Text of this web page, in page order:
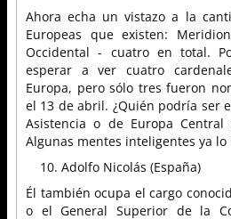
Ahora echa un vistazo a la
Europeas que existen:
Occidental - cuatro en total.
esperar a ver cuatro
Europa, pero sólo tres fueron
el 13 de abril. ¿Quién podría ser
Asistencia o de Europa
Algunas mentes inteligentes ya
Adolfo Nicolás (España)
Él también ocupa el cargo
o el General Superior de la